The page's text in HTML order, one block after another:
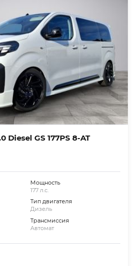
Diesel GS 177PS 8-AT
Мощность
177 л.с.
Тип двигателя
Дизель
Трансмиссия
Автомат